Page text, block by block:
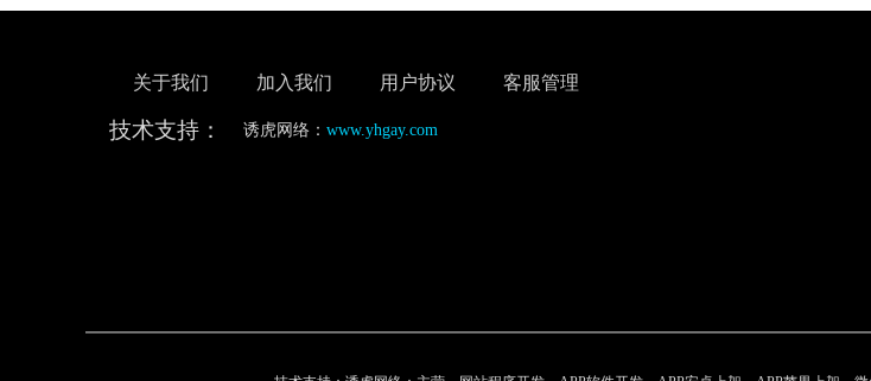
关于我们 加入我们 用户协议 客服管理
技术支持： 诱虎网络： www.yhgay.com